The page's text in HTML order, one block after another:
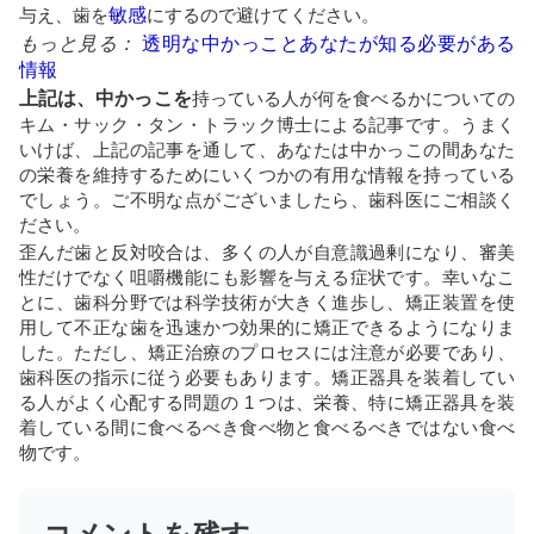
与え、歯を敏感にするので避けてください。
もっと見る：
透明な中かっことあなたが知る必要がある
情報
上記は、中かっこを持っている人が何を食べるかについての
キム・サック・タン・トラック博士による記事です。うまく
いけば、上記の記事を通して、あなたは中かっこの間あなた
の栄養を維持するためにいくつかの有用な情報を持っている
でしょう。ご不明な点がございましたら、歯科医にご相談く
ださい。
歪んだ歯と反対咬合は、多くの人が自意識過剰になり、審美
性だけでなく咀嚼機能にも影響を与える症状です。幸いなこ
とに、歯科分野では科学技術が大きく進歩し、矯正装置を使
用して不正な歯を迅速かつ効果的に矯正できるようになりま
した。ただし、矯正治療のプロセスには注意が必要であり、
歯科医の指示に従う必要もあります。矯正器具を装着してい
る人がよく心配する問題の 1 つは、栄養、特に矯正器具を装
着している間に食べるべき食べ物と食べるべきではない食べ
物です。